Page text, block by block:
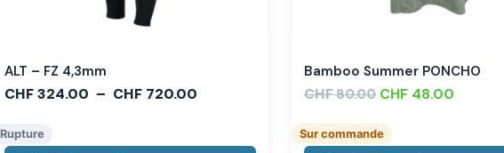
ALT – FZ 4,3mm
CHF324.00 – CHF720.00
Rupture
Bamboo Summer PONCHO
CHF80.00 CHF 48.00
Sur commande